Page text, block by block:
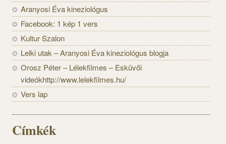
Aranyosi Éva kineziológus
Facebook: 1 kép 1 vers
Kultur Szalon
Lelki utak – Aranyosi Éva kineziológus blogja
Orosz Péter – Lélekfilmes – Esküvői
videókhttp://www.lelekfilmes.hu/
Vers lap
Címkék